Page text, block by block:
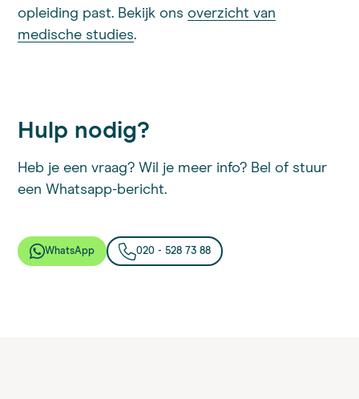
opleiding past. Bekijk onsoverzicht van
medische studies.
Hulp nodig?
Heb je een vraag? Wil je meer info? Bel of stuur
een Whatsapp-bericht.
WhatsApp 020 - 528 73 88